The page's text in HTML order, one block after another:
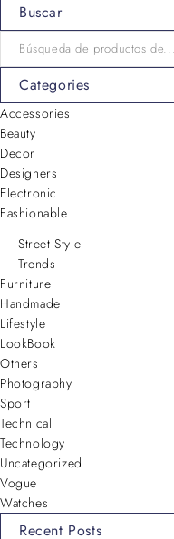
Buscar
Categories
Accessories
Beauty
Decor
Designers
Electronic
Fashionable
Street Style
Trends
Furniture
Handmade
Lifestyle
LookBook
Others
Photography
Sport
Technical
Technology
Uncategorized
Vogue
Watches
Recent Posts